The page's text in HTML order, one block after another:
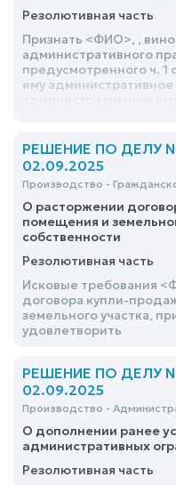
Резолютивная часть
Признать <ФИО>, ,
административного
предусмотренного ч. 1
ему административное
РЕШЕНИЕ ПО ДЕЛУ
02.09.2025
Производство -
О расторжении
помещения и
собственности
Резолютивная часть
Исковые требования
договора купли-
земельного участка,
удовлетворить
РЕШЕНИЕ ПО ДЕЛУ
02.09.2025
Производство -
О дополнении ранее
административных
Резолютивная часть